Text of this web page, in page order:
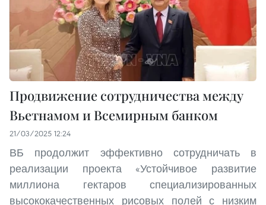
Продвижение сотрудничества между
Вьетнамом и Всемирным банком
21/03/2025 12:24
ВБ продолжит эффективно сотрудничать в
реализации проекта «Устойчивое развитие
миллиона гектаров специализированных
высококачественных рисовых полей с низким